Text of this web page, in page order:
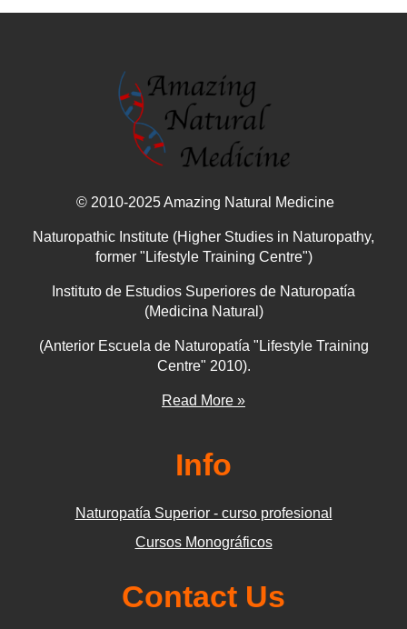
© 2010-2025 Amazing Natural Medicine
Naturopathic Institute (Higher Studies in Naturopathy,
former "Lifestyle Training Centre")
Instituto de Estudios Superiores de Naturopatía
(Medicina Natural)
(Anterior Escuela de Naturopatía "Lifestyle Training
Centre" 2010).
Read More »
Info
Naturopatía Superior - curso profesional
Cursos Monográficos
Contact Us